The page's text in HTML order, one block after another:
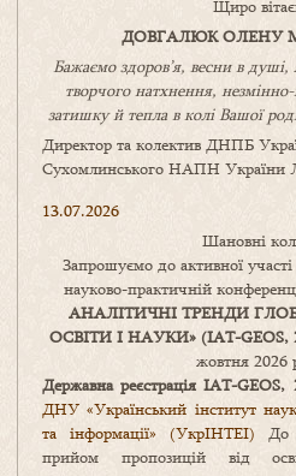
Щиро
ДОВГАЛЮК ОЛЕНУ
Бажаємо здоров’я, весни в
творчого натхнення,
затишкуйтепла в коліВашої
Директор та колектив ДНПБ
Сухомлинського НАПН України
13.07.2026
Шановні
Запрошуємо до активної
науково-практичній
АНАЛІТИЧНІ ТРЕНДИ
ОСВІТИ І НАУКИ» (IAT-GEOS,
жовтня 2026
Державна реєстрація IAT-GEOS,
ДНУ «Український інститут
та інформації» (УкрІНТЕІ)
прийом пропозицій від